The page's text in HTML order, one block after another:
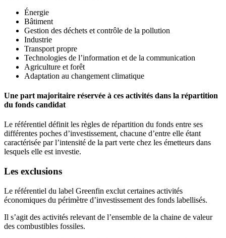
Énergie
Bâtiment
Gestion des déchets et contrôle de la pollution
Industrie
Transport propre
Technologies de l’information et de la communication
Agriculture et forêt
Adaptation au changement climatique
Une part majoritaire réservée à ces activités dans la répartition
du fonds candidat
Le référentiel définit les règles de répartition du fonds entre ses
différentes poches d’investissement, chacune d’entre elle étant
caractérisée par l’intensité de la part verte chez les émetteurs dans
lesquels elle est investie.
Les exclusions
Le référentiel du label Greenfin exclut certaines activités
économiques du périmètre d’investissement des fonds labellisés.
Il s’agit des activités relevant de l’ensemble de la chaine de valeur
des combustibles fossiles.